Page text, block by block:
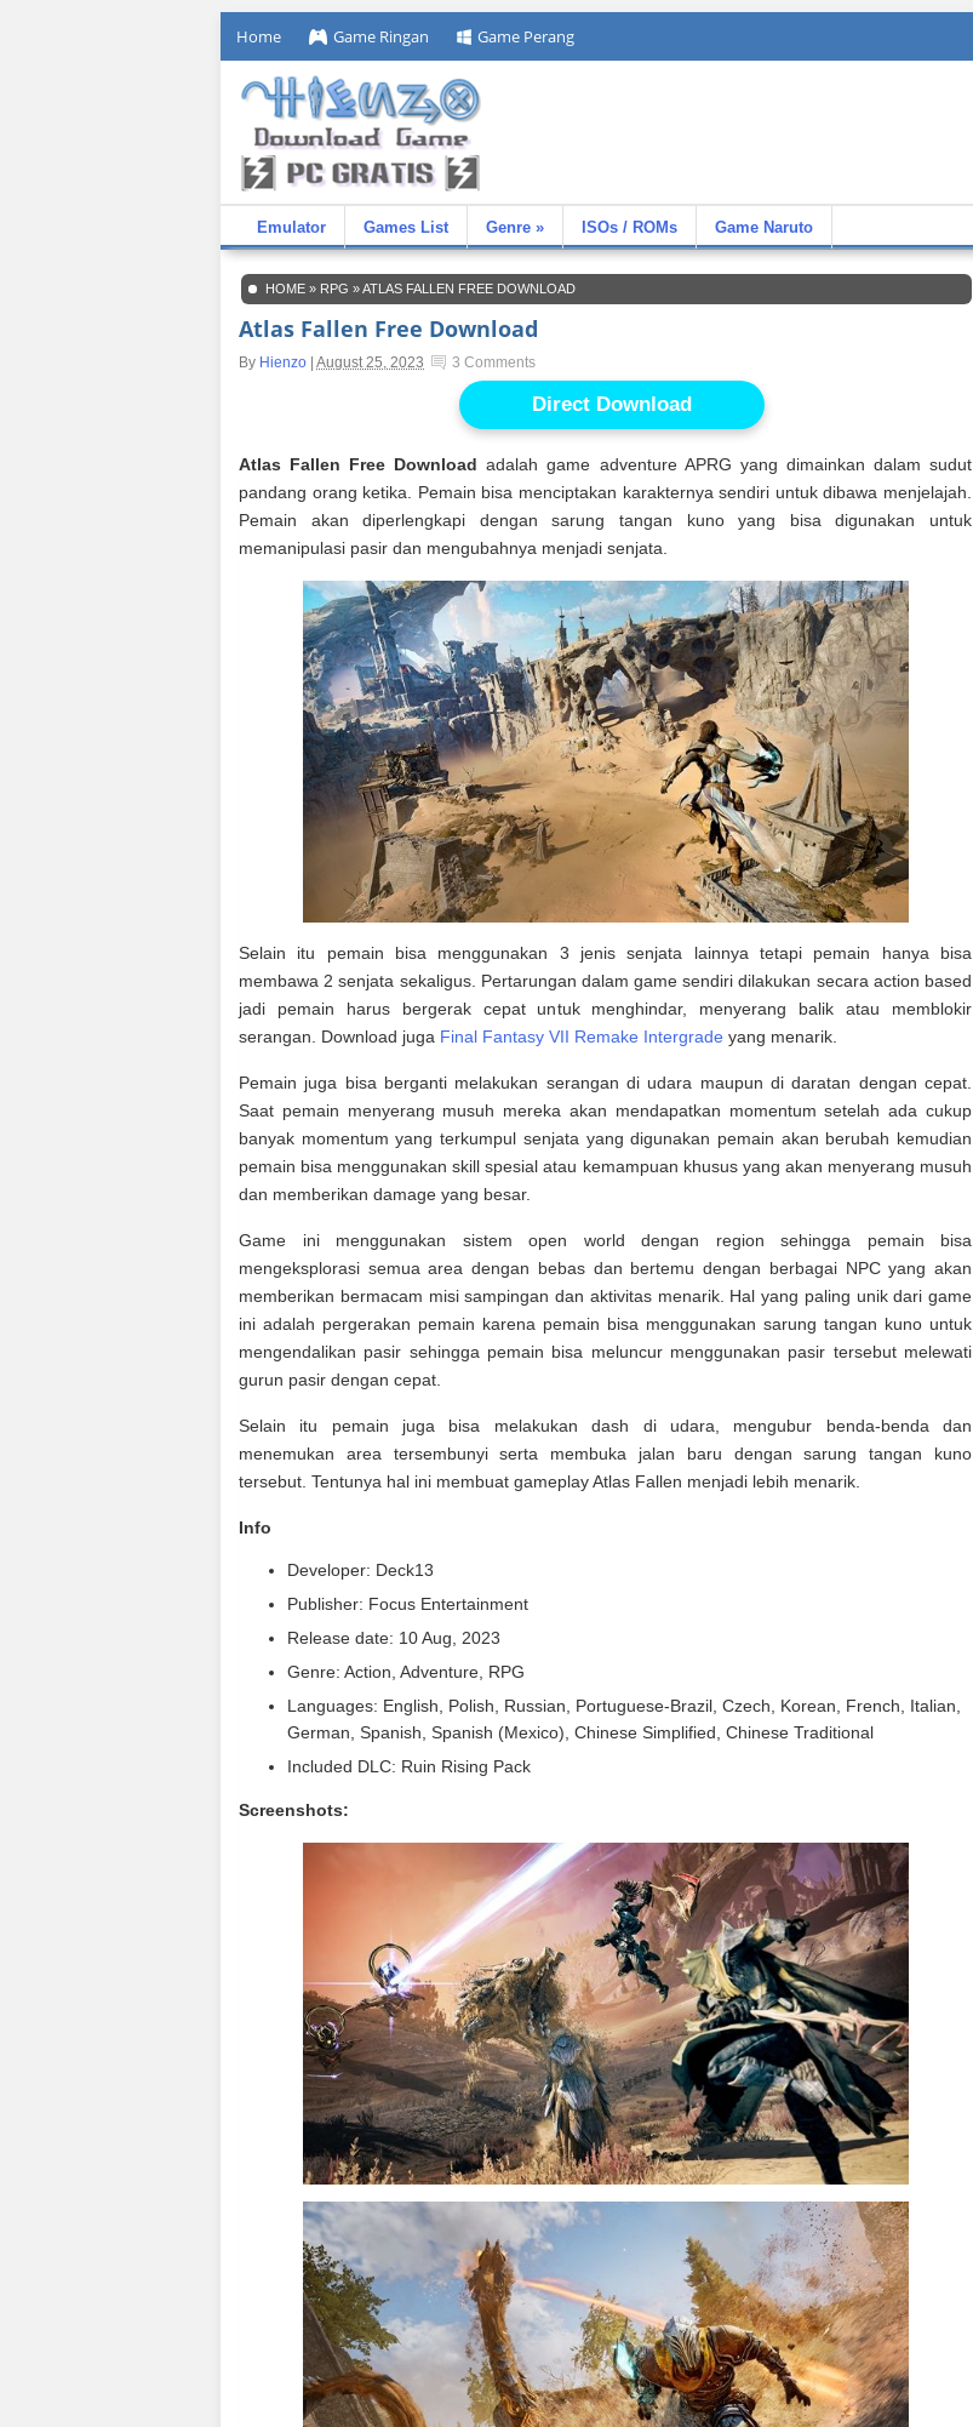
Home Game Ringan Game Perang
Emulator Games List Genre » ISOs / ROMs Game Naruto
HOME » RPG »ATLAS FALLEN FREE DOWNLOAD
Atlas Fallen Free Download
By Hienzo August 25, 2023 3 Comments
Direct Download
Atlas Fallen Free Download adalah game adventure APRG yang dimainkan dalam sudut
pandang orang ketika. Pemain bisa menciptakan karakternya sendiri untuk dibawa menjelajah.
Pemain akan diperlengkapi dengan sarung tangan kuno yang bisa digunakan untuk
memanipulasi pasir dan mengubahnya menjadi senjata.
Selain itu pemain bisa menggunakan 3 jenis senjata lainnya tetapi pemain hanya bisa
membawa 2 senjata sekaligus. Pertarungan dalam game sendiri dilakukan secara action based
jadi pemain harus bergerak cepat untuk menghindar, menyerang balik atau memblokir
serangan. Download juga Final Fantasy VII Remake Intergrade yang menarik.
Pemain juga bisa berganti melakukan serangan di udara maupun di daratan dengan cepat.
Saat pemain menyerang musuh mereka akan mendapatkan momentum setelah ada cukup
banyak momentum yang terkumpul senjata yang digunakan pemain akan berubah kemudian
pemain bisa menggunakan skill spesial atau kemampuan khusus yang akan menyerang musuh
dan memberikan damage yang besar.
Game ini menggunakan sistem open world dengan region sehingga pemain bisa
mengeksplorasi semua area dengan bebas dan bertemu dengan berbagai NPC yang akan
memberikan bermacam misi sampingan dan aktivitas menarik. Hal yang paling unik dari game
ini adalah pergerakan pemain karena pemain bisa menggunakan sarung tangan kuno untuk
mengendalikan pasir sehingga pemain bisa meluncur menggunakan pasir tersebut melewati
gurun pasir dengan cepat.
Selain itu pemain juga bisa melakukan dash di udara, mengubur benda-benda dan
menemukan area tersembunyi serta membuka jalan baru dengan sarung tangan kuno
tersebut. Tentunya hal ini membuat gameplay Atlas Fallen menjadi lebih menarik.
Info
Developer: Deck13
Publisher: Focus Entertainment
Release date: 10 Aug, 2023
Genre: Action, Adventure, RPG
Languages: English, Polish, Russian, Portuguese-Brazil, Czech, Korean, French, Italian,
German, Spanish, Spanish (Mexico), Chinese Simplified, Chinese Traditional
Included DLC: Ruin Rising Pack
Screenshots: